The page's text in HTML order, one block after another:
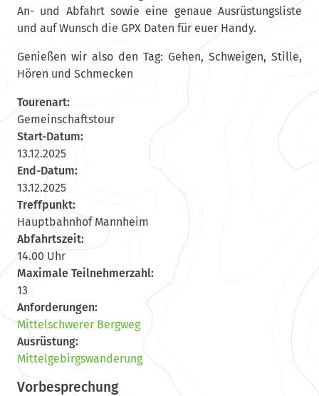
An- und Abfahrt sowie eine genaue Ausrüstungsliste
und auf Wunsch die GPX Daten für euer Handy.
Genießen wir also den Tag: Gehen, Schweigen, Stille,
Hören und Schmecken
Tourenart:
Gemeinschaftstour
Start-Datum:
13.12.2025
End-Datum:
13.12.2025
Treffpunkt:
Hauptbahnhof Mannheim
Abfahrtszeit:
14.00 Uhr
Maximale Teilnehmerzahl:
13
Anforderungen:
Mittelschwerer Bergweg
Ausrüstung:
Mittelgebirgswanderung
Vorbesprechung